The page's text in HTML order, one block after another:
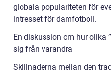
globala populariteten för
intresset för damfotboll.
En diskussion om hur olika
sig från varandra
Skillnaderna mellan den